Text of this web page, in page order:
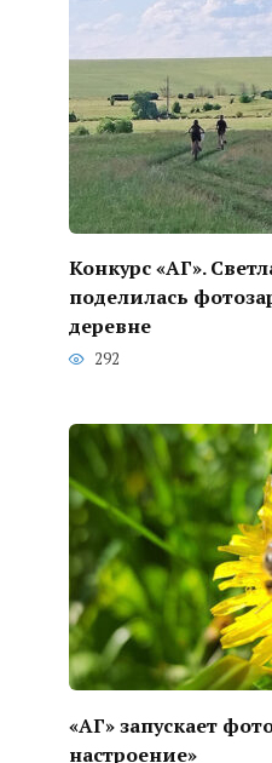
Конкурс «АГ».
поделилась
деревне
292
«АГ» запускает
настроение»